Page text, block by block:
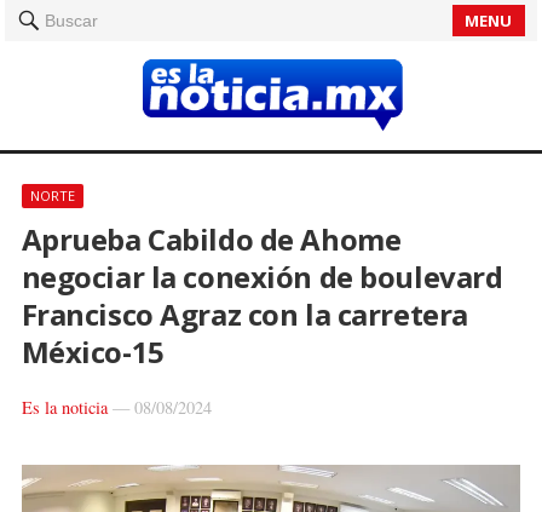
Buscar MENU
NORTE
Aprueba Cabildo de Ahome
negociar la conexión de boulevard
Francisco Agraz con la carretera
México-15
Es la noticia— 08/08/2024